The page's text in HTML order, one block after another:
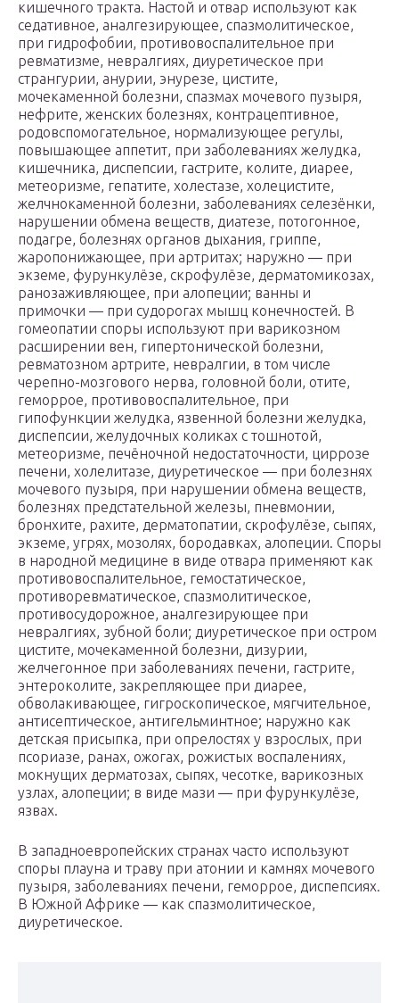
кишечного тракта. Настой и отвар используют как
седативное, аналгезирующее, спазмолитическое,
при гидрофобии, противовоспалительное при
ревматизме, невралгиях, диуретическое при
странгурии, анурии, энурезе, цистите,
мочекаменной болезни, спазмах мочевого пузыря,
нефрите, женских болезнях, контрацептивное,
родовспомогательное, нормализующее регулы,
повышающее аппетит, при заболеваниях желудка,
кишечника, диспепсии, гастрите, колите, диарее,
метеоризме, гепатите, холестазе, холецистите,
желчнокаменной болезни, заболеваниях селезёнки,
нарушении обмена веществ, диатезе, потогонное,
подагре, болезнях органов дыхания, гриппе,
жаропонижающее, при артритах; наружно — при
экземе, фурункулёзе, скрофулёзе, дерматомикозах,
ранозаживляющее, при алопеции; ванны и
примочки — при судорогах мышц конечностей. В
гомеопатии споры используют при варикозном
расширении вен, гипертонической болезни,
ревматозном артрите, невралгии, в том числе
черепно-мозгового нерва, головной боли, отите,
геморрое, противовоспалительное, при
гипофункции желудка, язвенной болезни желудка,
диспепсии, желудочных коликах с тошнотой,
метеоризме, печёночной недостаточности, циррозе
печени, холелитазе, диуретическое — при болезнях
мочевого пузыря, при нарушении обмена веществ,
болезнях предстательной железы, пневмонии,
бронхите, рахите, дерматопатии, скрофулёзе, сыпях,
экземе, угрях, мозолях, бородавках, алопеции. Споры
в народной медицине в виде отвара применяют как
противовоспалительное, гемостатическое,
противоревматическое, спазмолитическое,
противосудорожное, аналгезирующее при
невралгиях, зубной боли; диуретическое при остром
цистите, мочекаменной болезни, дизурии,
желчегонное при заболеваниях печени, гастрите,
энтероколите, закрепляющее при диарее,
обволакивающее, гигроскопическое, мягчительное,
антисептическое, антигельминтное; наружно как
детская присыпка, при опрелостях у взрослых, при
псориазе, ранах, ожогах, рожистых воспалениях,
мокнущих дерматозах, сыпях, чесотке, варикозных
узлах, алопеции; в виде мази — при фурункулёзе,
язвах.
В западноевропейских странах часто используют
споры плауна и траву при атонии и камнях мочевого
пузыря, заболеваниях печени, геморрое, диспепсиях.
В Южной Африке — как спазмолитическое,
диуретическое.